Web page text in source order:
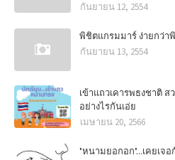
กันยายน 12, 2554
พิชิตแกรมมาร์ ง่ายกว่า
กันยายน 13, 2554
เข้าแถวเคารพธงชาติ
อย่างไรกันเอ่ย
เมษายน 20, 2566
"หนามยอกอก"...เคยเจ